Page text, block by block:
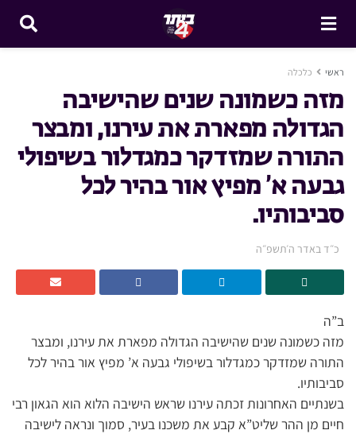
ראשי כלכלה
מזה כשמונה שנים שהישיבה
הגדולה מפארת את עירנו, ומבצר
התורה שמזדקר כמגדלור בשיפולי
גבעה א’ מפיץ אור בהיר לכל
סביבותיו.
כ״ד באדר ה׳תשפ״ה
ב”ה
מזה כשמונה שנים שהישיבה הגדולה מפארת את עירנו, ומבצר
התורה שמזדקר כמגדלור בשיפולי גבעה א’ מפיץ אור בהיר לכל
סביבותיו.
בשנתיים האחרונות זכתה עירנו שראש הישיבה הלוא הוא הגאון רבי
חיים מן ההר שליט”א קבע את משכנו בעיר, סמוך ונראה לישיבה